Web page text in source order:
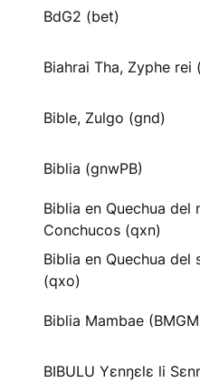
BdG2 (bet)
Biahrai Tha, Zyphe rei
Bible, Zulgo (gnd)
Biblia (gnwPB)
Biblia en Quechua del
Conchucos (qxn)
Biblia en Quechua del
(qxo)
Biblia Mambae
BIBULU Yɛnŋɛlɛ li